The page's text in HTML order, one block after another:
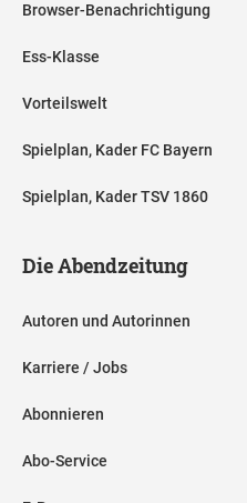
Browser-Benachrichtigung
Ess-Klasse
Vorteilswelt
Spielplan, Kader FC Bayern
Spielplan, Kader TSV 1860
Die Abendzeitung
Autoren und Autorinnen
Karriere / Jobs
Abonnieren
Abo-Service